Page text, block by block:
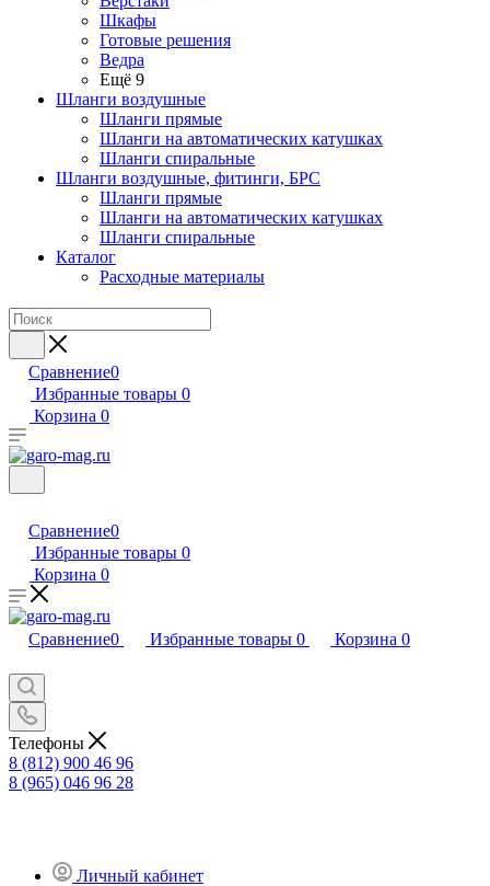
Шкафы
Готовые решения
Ведра
Ещё 9
Шланги воздушные
Шланги прямые
Шланги на автоматических катушках
Шланги спиральные
Шланги воздушные, фитинги, БРС
Шланги прямые
Шланги на автоматических катушках
Шланги спиральные
Каталог
Расходные материалы
Сравнение0
Избранные товары 0
Корзина 0
Сравнение0
Избранные товары 0
Корзина 0
Сравнение0 Избранные товары 0 Корзина 0
Телефоны
8 (812) 900 46 96
8 (965) 046 96 28
Личный кабинет